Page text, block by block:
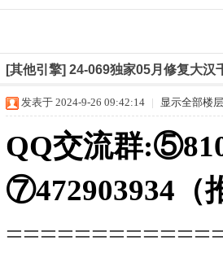
›
[其他引擎] 24-069独家05月修复大汉
发表于 2024-9-26 09:42:14 | 显示全部楼层
QQ交流群
⑦472903934（